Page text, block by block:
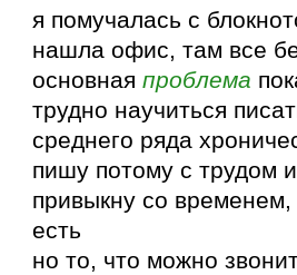
я помучалась с
нашла офис, там все
основнаяпроблема
трудно научиться
среднего ряда
пишу потому с трудом
привыкну со временем,
есть
но то, что можно